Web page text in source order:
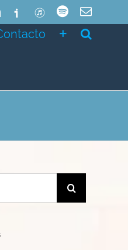
LinkedIn
IvooxITunesSpotifyCorreo